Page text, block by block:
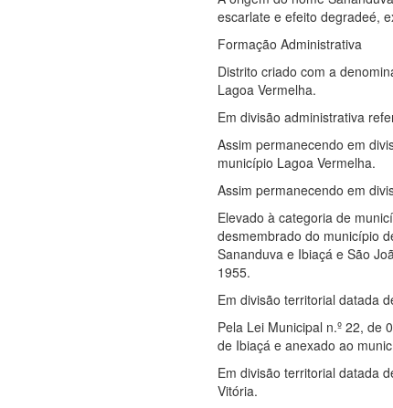
escarlate e efeito degradeé,
Formação Administrativa
Distrito criado com a
Lagoa Vermelha.
Em divisão administrativa
Assim permanecendo em
município Lagoa Vermelha.
Assim permanecendo em
Elevado à categoria de
desmembrado do município
Sananduva e Ibiaçá e São
1955.
Em divisão territorial datada
Pela Lei Municipal n.º 22, de
de Ibiaçá e anexado ao
Em divisão territorial datada
Vitória.